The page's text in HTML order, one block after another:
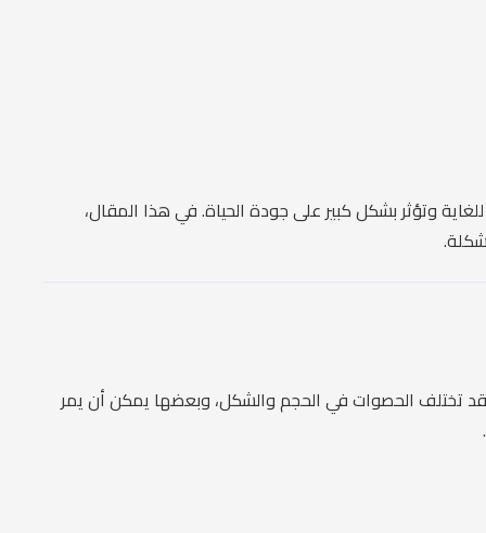
وتؤثر بشكل كبير على جودة الحياة. في هذا المقال،
قد تختلف الحصوات في الحجم والشكل، وبعضها يمكن أن يمر